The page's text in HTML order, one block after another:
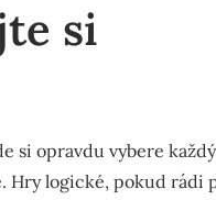
si
si opravdu vybere
Hry logické, pokud rádi